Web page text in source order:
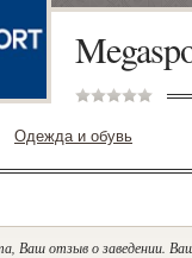
Одежда и обувь
Ваш отзыв о заведении.